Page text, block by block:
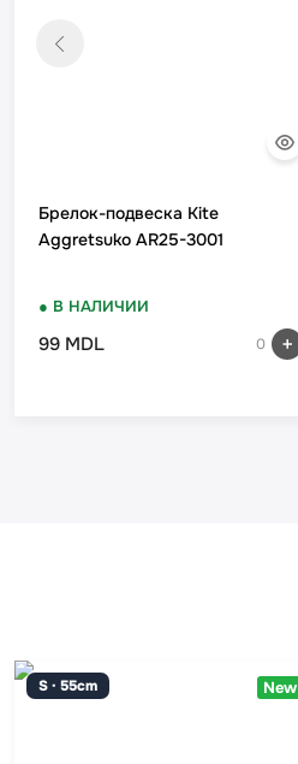
Брелок-подвеска Kite
Aggretsuko AR25-3001
● В НАЛИЧИИ
99 MDL 0
S · 55cm New